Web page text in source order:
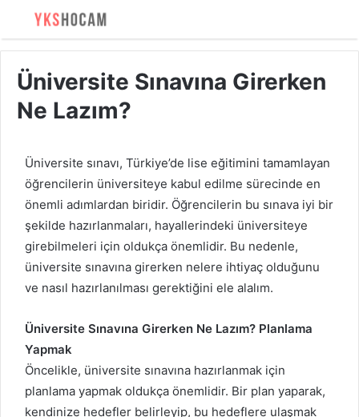
Üniversite Sınavına Girerken
Ne Lazım?
Üniversite sınavı, Türkiye’de lise eğitimini tamamlayan
öğrencilerin üniversiteye kabul edilme sürecinde en
önemli adımlardan biridir. Öğrencilerin bu sınava iyi bir
şekilde hazırlanmaları, hayallerindeki üniversiteye
girebilmeleri için oldukça önemlidir. Bu nedenle,
üniversite sınavına girerken nelere ihtiyaç olduğunu
ve nasıl hazırlanılması gerektiğini ele alalım.
Üniversite Sınavına Girerken Ne Lazım? Planlama
Yapmak
Öncelikle, üniversite sınavına hazırlanmak için
planlama yapmak oldukça önemlidir. Bir plan yaparak,
kendinize hedefler belirleyip, bu hedeflere ulaşmak